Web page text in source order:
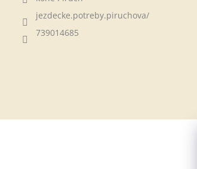
jezdecke.potreby.piruchova/
739014685